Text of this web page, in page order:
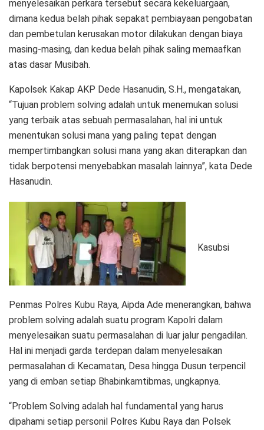
menyelesaikan perkara tersebut secara kekeluargaan,
dimana kedua belah pihak sepakat pembiayaan pengobatan
dan pembetulan kerusakan motor dilakukan dengan biaya
masing-masing, dan kedua belah pihak saling memaafkan
atas dasar Musibah.
Kapolsek Kakap AKP Dede Hasanudin, S.H., mengatakan,
“Tujuan problem solving adalah untuk menemukan solusi
yang terbaik atas sebuah permasalahan, hal ini untuk
menentukan solusi mana yang paling tepat dengan
mempertimbangkan solusi mana yang akan diterapkan dan
tidak berpotensi menyebabkan masalah lainnya”, kata Dede
Hasanudin.
Kasubsi
Penmas Polres Kubu Raya, Aipda Ade menerangkan, bahwa
problem solving adalah suatu program Kapolri dalam
menyelesaikan suatu permasalahan di luar jalur pengadilan.
Hal ini menjadi garda terdepan dalam menyelesaikan
permasalahan di Kecamatan, Desa hingga Dusun terpencil
yang di emban setiap Bhabinkamtibmas, ungkapnya.
“Problem Solving adalah hal fundamental yang harus
dipahami setiap personil Polres Kubu Raya dan Polsek